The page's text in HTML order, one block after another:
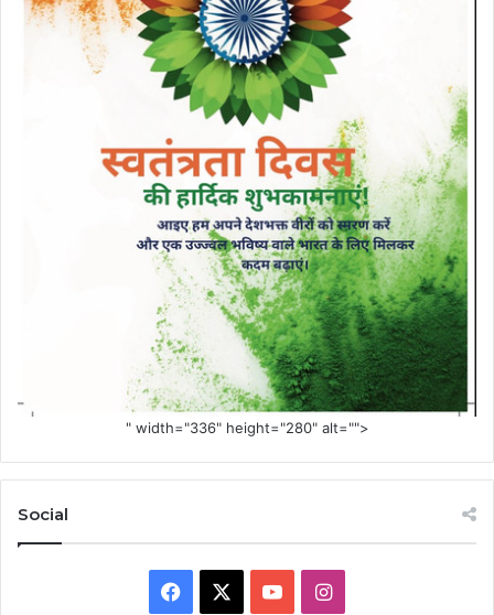
" width="336" height="280" alt="">
Social
Facebook YouTubeInstagram